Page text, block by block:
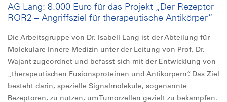
AG Lang: 8.000 Euro für das Projekt „Der Rezeptor
ROR2 – Angriffsziel für therapeutische Antikörper“
Die Arbeitsgruppe von Dr. Isabell Lang ist der Abteilung für
Molekulare Innere Medizin unter der Leitung von Prof. Dr.
Wajant zugeordnet und befasst sich mit der Entwicklung von
„therapeutischen Fusionsproteinen und Antikörpern“. Das Ziel
besteht darin, spezielle Signalmoleküle, sogenannte
Rezeptoren, zu nutzen, um Tumorzellen gezielt zu bekämpfen.